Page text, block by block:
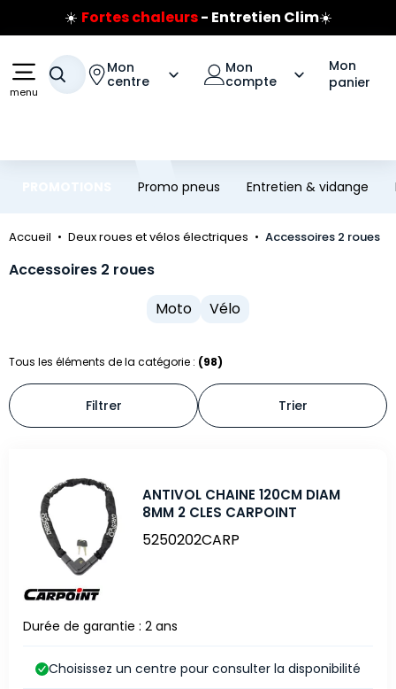
Aller au contenu principal
Aller à la navigation
Prix coûtant pneus Bridgestone
🔥Extincteur :réflexe sécurité🔥
Jusqu'à 120€ remboursés sur les pneus Bridgestone
menu
Votre recherche
Mon
centre
Mon
compte
Mon
panier
Promo pneus Entretien & vidange
Accueil Deux roues et vélos électriques Accessoires 2 roues
Accessoires 2 roues
Moto
Vélo
Tous les éléments de la catégorie : (98)
Filtrer Trier
ANTIVOL CHAINE 120CM DIAM
8MM 2 CLES CARPOINT
5250202CARP
Durée de garantie : 2 ans
Choisissez un centre pour consulter la disponibilité